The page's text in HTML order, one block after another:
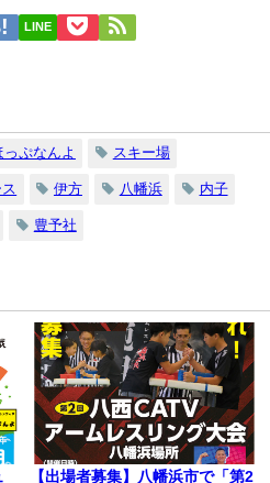
LINE
っぷなんよ スキー場
伊方 八幡浜 内子
豊予社
【出場者募集】八幡浜市で「第2